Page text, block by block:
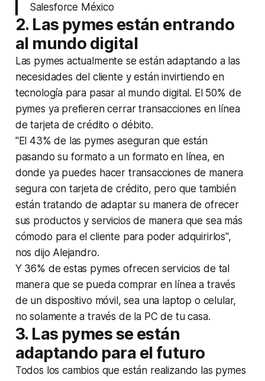
Salesforce México
2. Las pymes están entrando
al mundo digital
Las pymes actualmente se están adaptando a las
necesidades del cliente y están invirtiendo en
tecnología para pasar al mundo digital. El 50% de
pymes ya prefieren cerrar transacciones en línea
de tarjeta de crédito o débito.
"El 43% de las pymes aseguran que están
pasando su formato a un formato en línea, en
donde ya puedes hacer transacciones de manera
segura con tarjeta de crédito, pero que también
están tratando de adaptar su manera de ofrecer
sus productos y servicios de manera que sea más
cómodo para el cliente para poder adquirirlos",
nos dijo Alejandro.
Y 36% de estas pymes ofrecen servicios de tal
manera que se pueda comprar en línea a través
de un dispositivo móvil, sea una laptop o celular,
no solamente a través de la PC de tu casa.
3. Las pymes se están
adaptando para el futuro
Todos los cambios que están realizando las pymes